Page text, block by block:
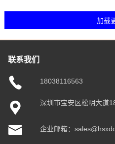
联系我们
18038116563
深圳市宝安区松明大道
企业邮箱：